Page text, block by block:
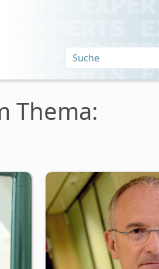
Thema: